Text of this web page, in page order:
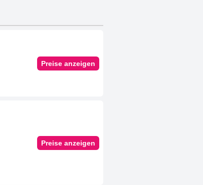
Preise anzeigen
Preise anzeigen